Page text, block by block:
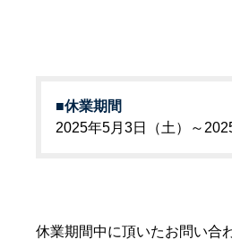
■休業期間
2025年5月3日（土）～
休業期間中に頂いたお問い合